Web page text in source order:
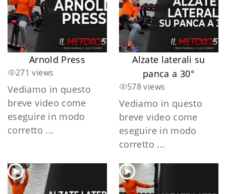
Arnold Press
271 views
Vediamo in questo
breve video come
eseguire in modo
corretto ...
Alzate laterali su
panca a 30°
578 views
Vediamo in questo
breve video come
eseguire in modo
corretto ...